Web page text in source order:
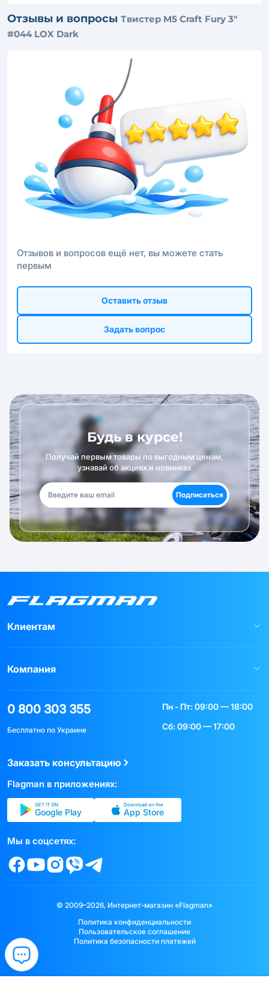
Отзывы и вопросы Твистер M5 Craft Fury 3"
#044 LOX Dark
Отзывов и вопросов ещё нет, вы можете стать
первым
Оставить отзыв
Задать вопрос
Будь в курсе!
Получай первым товары по выгодным ценам,
узнавай об акциях и новинках
Подписаться
Клиентам
Компания
0 800 303 355
Бесплатно по Украине
Пн - Пт: 09:00 — 18:00
Сб: 09:00 — 17:00
Заказать консультацию
Flagman в приложениях:
GET IT ON
Google Play
Download on the
App Store
Мы в соцсетях:
© 2009–2026, Интернет-магазин «Flagman»
Политика конфиденциальности
Пользовательское соглашение
Политика безопасности платежей